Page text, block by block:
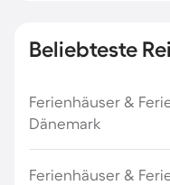
Beliebteste
Ferienhäuser &
Dänemark
Ferienhäuser &